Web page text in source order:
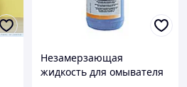
Незамерзающая
жидкость для омывателя